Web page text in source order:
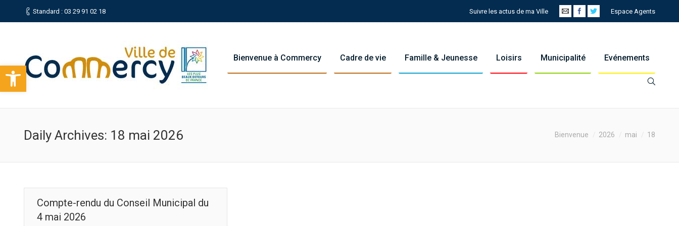
Ouvrir la barre d’outils
Standard : 03 29 91 02 18 Suivre les actus de ma Ville Espace Agents
Bienvenue à Commercy Cadre de vie Famille & Jeunesse Loisirs Municipalité Evénements
Daily Archives: 18 mai 2026 Bienvenue 2026 mai 18
Compte-rendu du Conseil Municipal du
4 mai 2026